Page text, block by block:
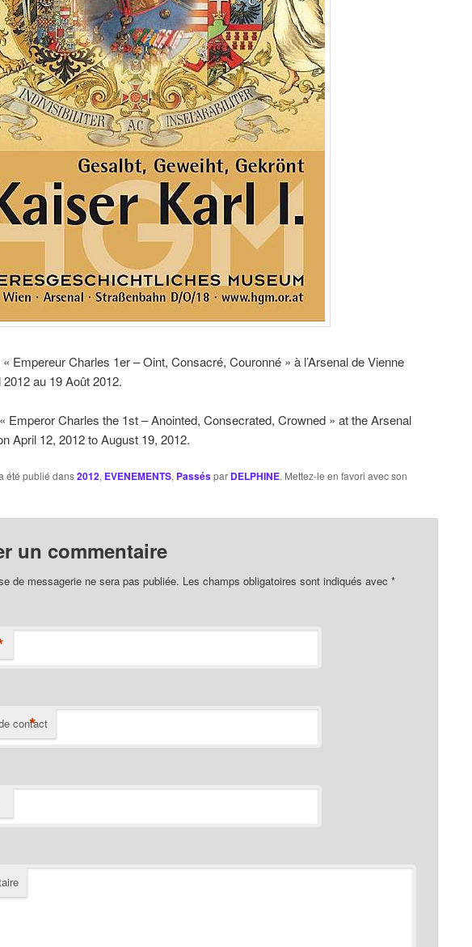
Empereur Charles 1er – Oint, Consacré, Couronné » à l’Arsenal de Vienne
au 19 Août 2012.
Emperor Charles the 1st – Anointed, Consecrated, Crowned » at the Arsenal
April 12, 2012 to August 19, 2012.
été publié dans2012, EVENEMENTS, Passéspar DELPHINE. Mettez-le en favori avec son
un commentaire
de messagerie ne sera pas publiée. Les champs obligatoires sont indiqués avec *
contact
*